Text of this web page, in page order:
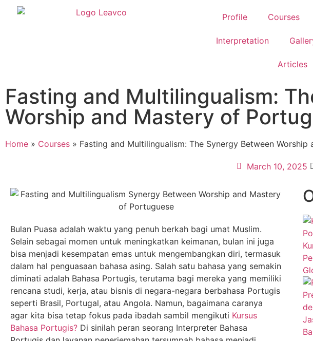
Profile Courses
Interpretation
Articles
Fasting and Multilingualism:
Worship and Mastery of
Home » Courses » Fasting and Multilingualism: The Synergy Between
March 10, 2025
Bulan Puasa adalah waktu yang penuh berkah bagi umat Muslim.
Selain sebagai momen untuk meningkatkan keimanan, bulan ini juga
bisa menjadi kesempatan emas untuk mengembangkan diri, termasuk
dalam hal penguasaan bahasa asing. Salah satu bahasa yang semakin
diminati adalah Bahasa Portugis, terutama bagi mereka yang memiliki
rencana studi, kerja, atau bisnis di negara-negara berbahasa Portugis
seperti Brasil, Portugal, atau Angola. Namun, bagaimana caranya
agar kita bisa tetap fokus pada ibadah sambil mengikuti Kursus
Bahasa Portugis? Di sinilah peran seorang Interpreter Bahasa